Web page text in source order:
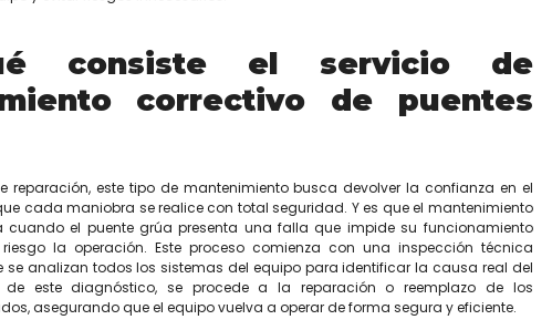
consiste el servicio de
correctivo de puentes
reparación, este tipo de mantenimiento busca devolver la confianza en el
cada maniobra se realice con total seguridad. Y es que el mantenimiento
cuando el puente grúa presenta una falla que impide su funcionamiento
la operación. Este proceso comienza con una inspección técnica
se analizan todos los sistemas del equipo para identificar la causa real del
de este diagnóstico, se procede a la reparación o reemplazo de los
asegurando que el equipo vuelva a operar de forma segura y eficiente.